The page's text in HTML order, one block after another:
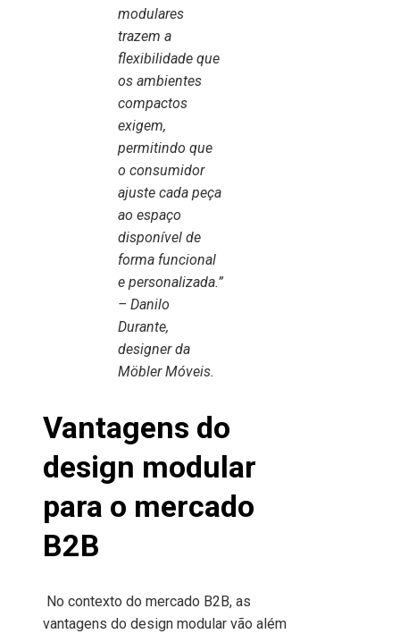
modulares
trazem a
flexibilidade que
os ambientes
compactos
exigem,
permitindo que
o consumidor
ajuste cada peça
ao espaço
disponível de
forma funcional
e personalizada.”
– Danilo
Durante,
designer da
Möbler Móveis.
Vantagens do
design modular
para o mercado
B2B
No contexto do mercado B2B, as
vantagens do design modular vão além